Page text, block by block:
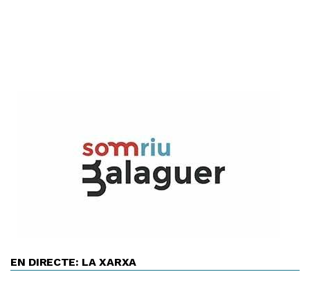
EN DIRECTE: LA XARXA